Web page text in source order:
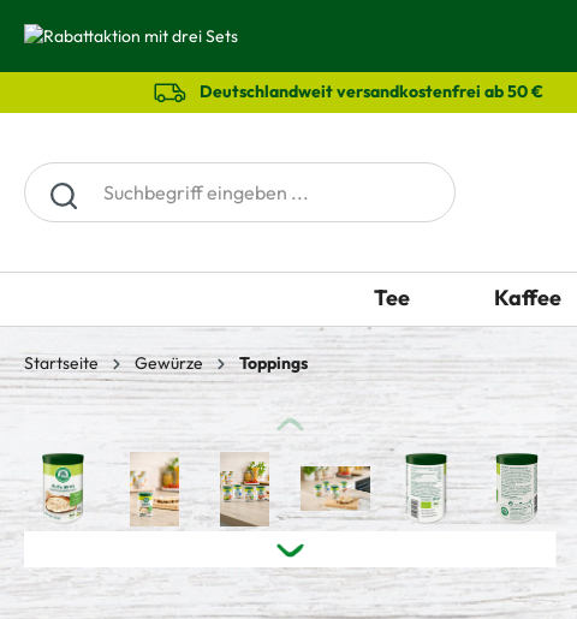
Zur Hauptnavigation springen
Deutschlandweit versandkostenfrei ab 50 €
Tee Kaffee
Startseite Gewürze Toppings
Bildergalerie überspringen